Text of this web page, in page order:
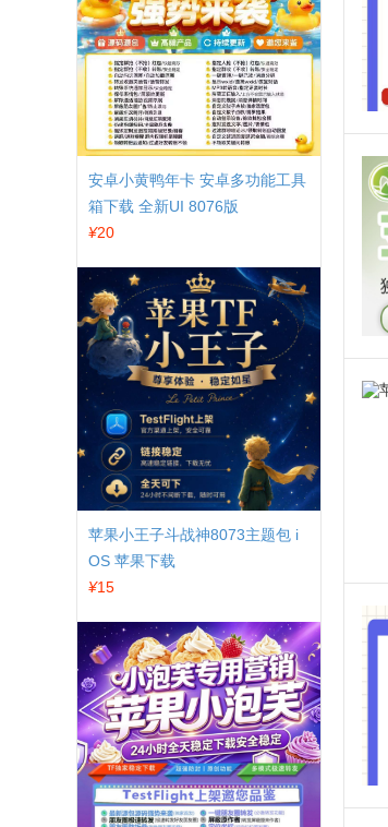
安卓小黄鸭年卡 安卓多功能工具
箱下载 全新UI 8076版
¥20
苹果小王子斗战神8073主题包 i
OS 苹果下载
¥15